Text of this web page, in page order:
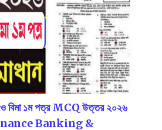
ও বিমা ১ম পত্র MCQ উত্তর ২০২৬
Banking &